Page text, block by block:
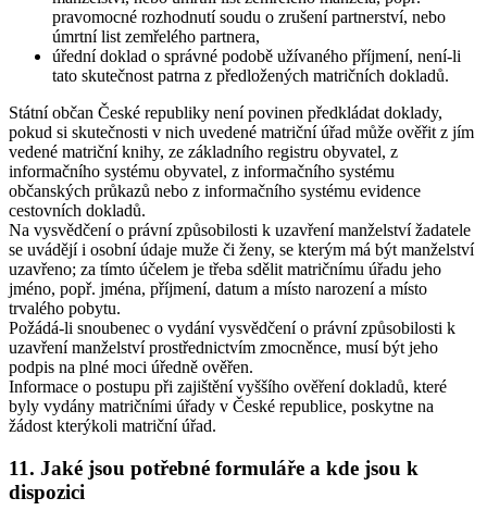
pravomocné rozhodnutí soudu o zrušení partnerství, nebo
úmrtní list zemřelého partnera,
úřední doklad o správné podobě užívaného příjmení, není-li
tato skutečnost patrna z předložených matričních dokladů.
Státní občan České republiky není povinen předkládat doklady,
pokud si skutečnosti v nich uvedené matriční úřad může ověřit z jím
vedené matriční knihy, ze základního registru obyvatel, z
informačního systému obyvatel, z informačního systému
občanských průkazů nebo z informačního systému evidence
cestovních dokladů.
Na vysvědčení o právní způsobilosti k uzavření manželství žadatele
se uvádějí i osobní údaje muže či ženy, se kterým má být manželství
uzavřeno; za tímto účelem je třeba sdělit matričnímu úřadu jeho
jméno, popř. jména, příjmení, datum a místo narození a místo
trvalého pobytu.
Požádá-li snoubenec o vydání vysvědčení o právní způsobilosti k
uzavření manželství prostřednictvím zmocněnce, musí být jeho
podpis na plné moci úředně ověřen.
Informace o postupu při zajištění vyššího ověření dokladů, které
byly vydány matričními úřady v České republice, poskytne na
žádost kterýkoli matriční úřad.
11. Jaké jsou potřebné formuláře a kde jsou k
dispozici